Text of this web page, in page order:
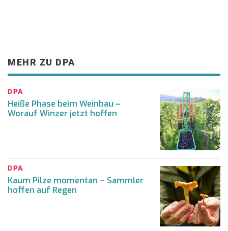
MEHR ZU DPA
DPA
Heiße Phase beim Weinbau –
Worauf Winzer jetzt hoffen
DPA
Kaum Pilze momentan – Sammler
hoffen auf Regen